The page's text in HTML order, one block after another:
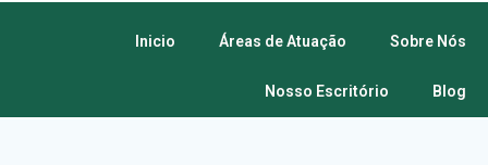
Inicio Áreas de Atuação Sobre Nós
Nosso Escritório Blog